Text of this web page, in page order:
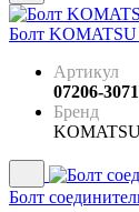
Болт KOMATSU
Артикул
07206-
Бренд
Болт